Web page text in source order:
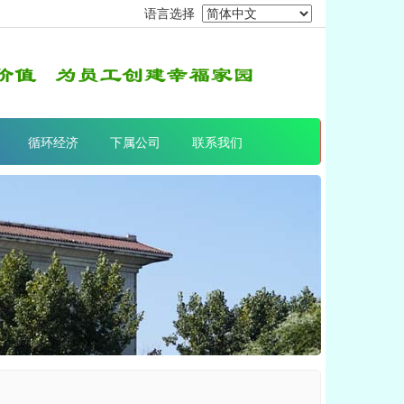
语言选择
循环经济 下属公司 联系我们